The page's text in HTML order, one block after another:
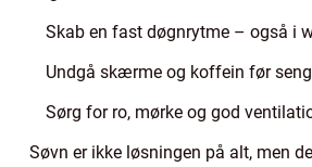
Skab en fast døgnrytme – også i
Undgå skærme og koffein før
Sørg for ro, mørke og god
Søvn er ikke løsningen på alt, men